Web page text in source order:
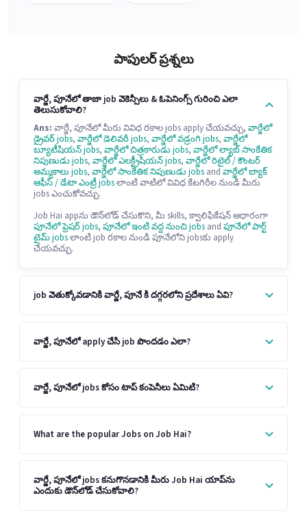
పాపులర్ ప్రశ్నలు
వార్జే, పూనేలో తాజా job వెకెన్సీలు & ఓపెనింగ్స్ గురించి ఎలా
తెలుసుకోవాలి?
Ans: వార్జే, పూనేలో మీరు వివిధ రకాల jobs apply చేయవచ్చు, వార్జేలో
డ్రైవర్ jobs, వార్జేలో డెలివరీ jobs, వార్జేలో వడ్రంగి jobs, వార్జేలో
బ్యూటీషియన్ jobs, వార్జేలో చిత్రకారుడు jobs, వార్జేలో ల్యాబ్ సాంకేతిక
నిపుణుడు jobs, వార్జేలో ఎలక్ట్రీషియన్ jobs, వార్జేలో రిటైల్ / కౌంటర్
అమ్మకాలు jobs, వార్జేలో సాంకేతిక నిపుణుడు jobs and వార్జేలో బ్యాక్
ఆఫీస్ / డేటా ఎంట్రీ jobsలాంటి వాటిలో వివిధ కేటగిరీల నుండి మీరు
jobs ఎంచుకోవచ్చు.
Job Hai appను డౌన్‌లోడ్ చేసుకొని, మీ skills, క్వాలిఫికేషన్ ఆధారంగా
పూనేలో ఫ్రెషర్ jobs, పూనేలో ఇంటి వద్ద నుంచి jobs and పూనేలో పార్ట్
టైమ్ jobsలాంటి job రకాల నుండి పూనేలోని jobsకు apply
చేయవచ్చు.
job వెతుక్కోవడానికి వార్జే, పూనే కి దగ్గరలోని ప్రదేశాలు ఏవి?
వార్జే, పూనేలో apply చేసి job పొందడం ఎలా?
వార్జే, పూనేలో jobs కోసం టాప్ కంపెనీలు ఏమిటి?
What are the popular Jobs on Job Hai?
వార్జే, పూనేలో jobs కనుగొనడానికి మీరు Job Hai యాప్‌ను
ఎందుకు డౌన్‌లోడ్ చేసుకోవాలి?